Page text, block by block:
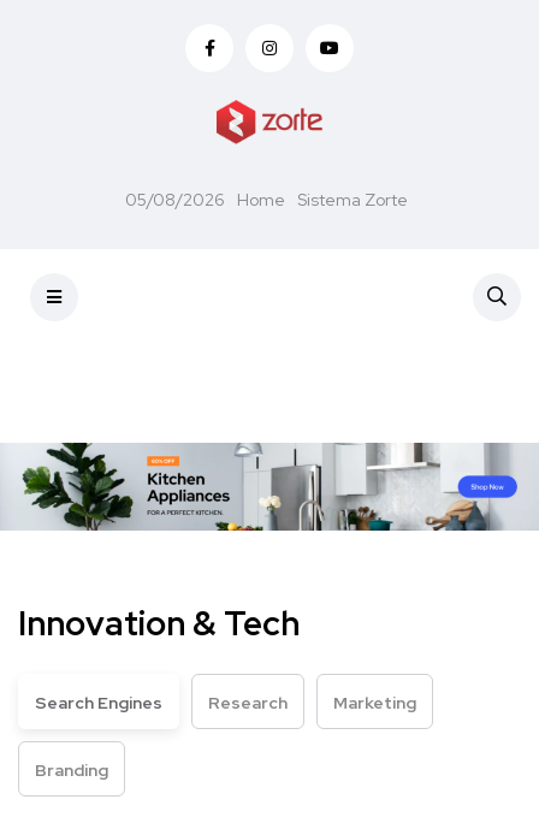
05/08/2026 Home Sistema Zorte
Innovation & Tech
Search Engines Research Marketing
Branding